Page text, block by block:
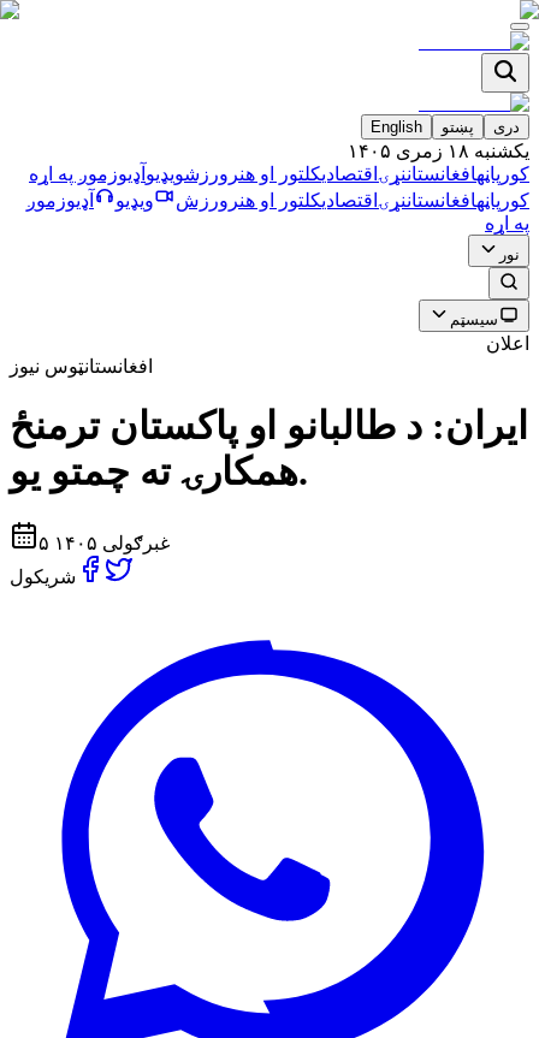
دری پښتو English
يکشنبه ۱۸ زمری ۱۴۰۵
کورپاڼهافغانستاننړۍ اقتصاديکلتور او هنر ورزشویډیو آډیوزموږ په اړه
کورپاڼهافغانستاننړۍ اقتصاديکلتور او هنر ورزش ویډیو آډیوزموږ
په اړه
نور
سیسټم
اعلان
افغانستانټوس نیوز
ايران: د طالبانو او پاكستان ترمنځ
همكارۍ ته چمتو يو.
۵ غبرګولی ۱۴۰۵
شریکول